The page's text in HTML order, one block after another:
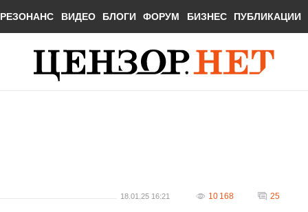
РЕЗОНАНС ВИДЕО БЛОГИ ФОРУМ БИЗНЕС ПУБЛИКАЦИИ
18.01.25 16:21 10 168 25